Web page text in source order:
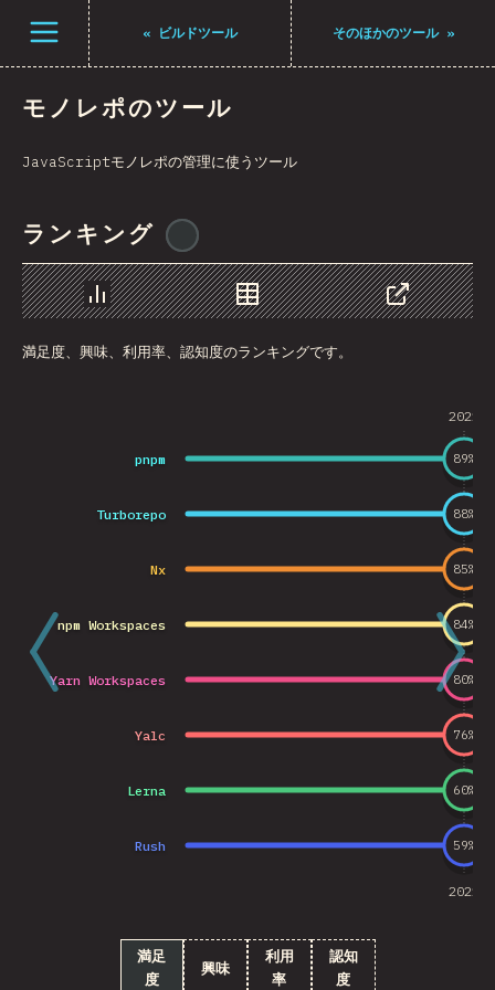
メニューを開く « ビルドツール そのほかのツール»
モノレポのツール
JavaScriptモノレポの管理に使うツール
ランキング
チャート データ
シェア
満足度、興味、利用率、認知度のランキングです。
2021
2021
Rush
Turborepo
Yarn Workspaces
Yalc
Lerna
npm Workspaces
pnpm
Nx
59%
88%
80%
76%
60%
84%
89%
85%
満足
度
興味
利用
率
認知
度
Navigated to The State of JS 2021